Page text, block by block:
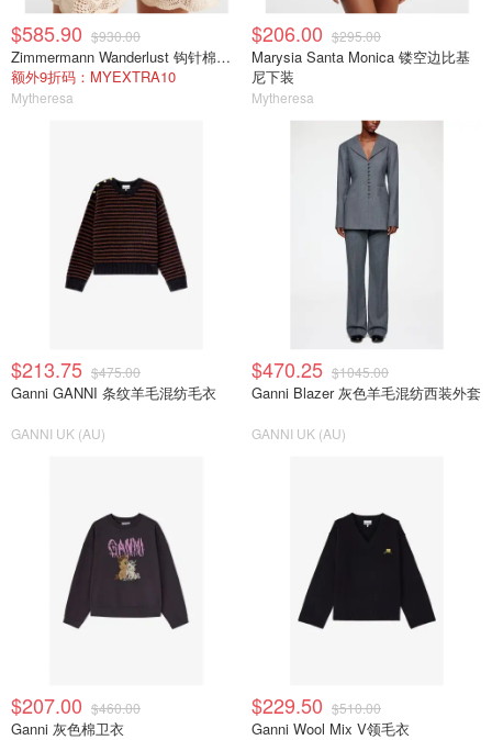
$585.90 $930.00
Zimmermann Wanderlust 钩针棉混纺短裤 白色
额外9折码：MYEXTRA10
Mytheresa
$206.00 $295.00
Marysia Santa Monica 镂空边比基
尼下装
Mytheresa
$213.75 $475.00
Ganni GANNI 条纹羊毛混纺毛衣
GANNI UK (AU)
$470.25 $1045.00
Ganni Blazer 灰色羊毛混纺西装外套
GANNI UK (AU)
$207.00 $460.00
Ganni 灰色棉卫衣
$229.50 $510.00
Ganni Wool Mix V领毛衣